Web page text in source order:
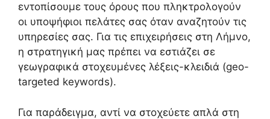
εντοπίσουμε τους όρους που πληκτρολογούν
οι υποψήφιοι πελάτες σας όταν αναζητούν τις
υπηρεσίες σας. Για τις επιχειρήσεις στη Λήμνο,
η στρατηγική μας πρέπει να εστιάζει σε
γεωγραφικά στοχευμένες λέξεις-κλειδιά (geo-
targeted keywords).
Για παράδειγμα, αντί να στοχεύετε απλά στη